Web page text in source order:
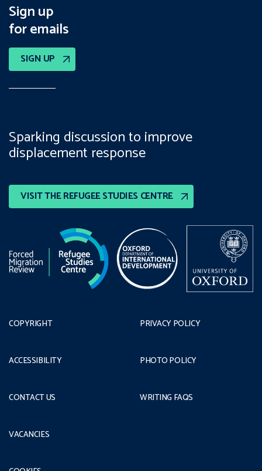
Sign up
for emails
SIGN UP
VISIT THE REFUGEE STUDIES CENTRE
Sparking discussion to improve
displacement response
COPYRIGHT
ACCESSIBILITY
CONTACT US
PRIVACY POLICY
PHOTO POLICY
WRITING FAQS
VACANCIES